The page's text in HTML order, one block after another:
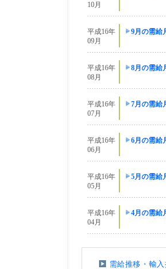
10月
平成16年
09月
9月の需給
平成16年
08月
8月の需給
平成16年
07月
7月の需給
平成16年
06月
6月の需給
平成16年
05月
5月の需給
平成16年
04月
4月の需給
需給推移・輸